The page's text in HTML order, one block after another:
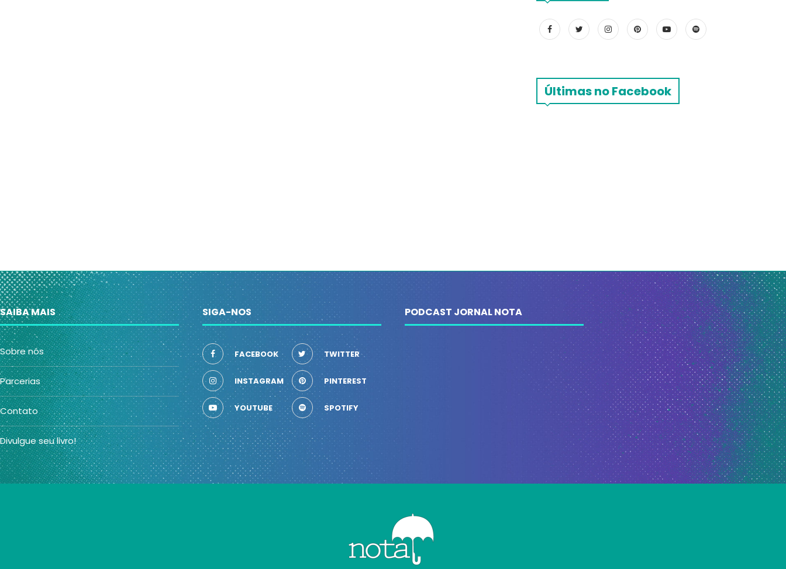
Últimas no Facebook
SAIBA MAIS
Sobre nós
Parcerias
Contato
Divulgue seu livro!
SIGA-NOS
FACEBOOK TWITTER
INSTAGRAM PINTEREST
YOUTUBE SPOTIFY
PODCAST JORNAL NOTA